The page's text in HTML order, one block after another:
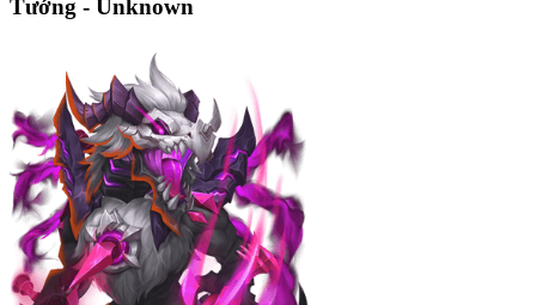
Tướng - Unknown